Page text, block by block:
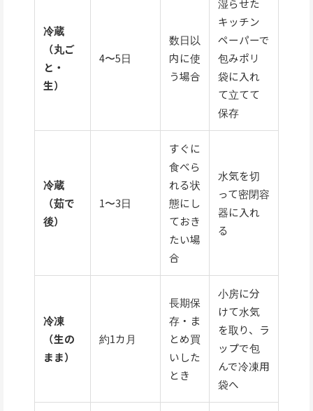
冷蔵
（丸ご
と・
生）
4〜5日
数日以
内に使
う場合
キッチン
ペーパーで
包みポリ
袋に入れ
て立てて
保存
冷蔵
（茹で
後）
1〜3日
すぐに
食べら
れる状
態にし
ておき
たい場
合
水気を切
って密閉容
器に入れ
る
冷凍
（生の
まま）
約1カ月
長期保
存・ま
とめ買
いした
とき
小房に分
けて水気
を取り、ラ
ップで包
んで冷凍用
袋へ